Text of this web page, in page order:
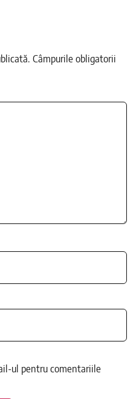
Câmpurile obligatorii
ul pentru comentariile